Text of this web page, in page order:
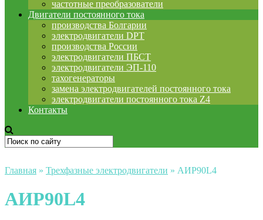
частотные преобразователи
Двигатели постоянного тока
производства Болгарии
электродвигатели DPT
производства России
электродвигатели ПБСТ
электродвигатели ЭП-110
тахогенераторы
замена электродвигателей постоянного тока
электродвигатели постоянного тока Z4
Контакты
Главная » Трехфазные электродвигатели » АИР90L4
АИР90L4